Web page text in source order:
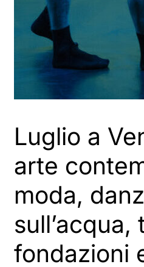
Luglio a
arte
moda,
sull’acqua,
fondazioni